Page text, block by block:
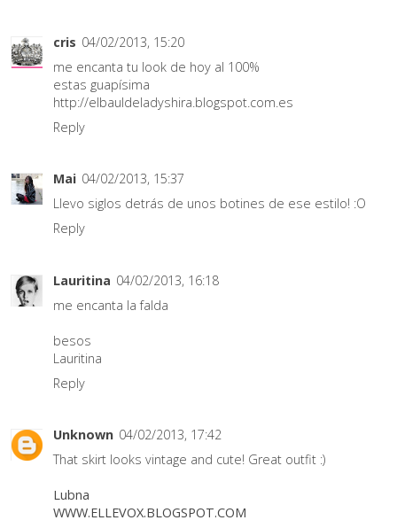
cris 04/02/2013, 15:20
me encanta tu look de hoy al 100%
estas guapísima
http://elbauldeladyshira.blogspot.com.es
Reply
Mai 04/02/2013, 15:37
Llevo siglos detrás de unos botines de ese estilo! :O
Reply
Lauritina 04/02/2013, 16:18
me encanta la falda
besos
Lauritina
Reply
Unknown 04/02/2013, 17:42
That skirt looks vintage and cute! Great outfit :)
Lubna
WWW.ELLEVOX.BLOGSPOT.COM